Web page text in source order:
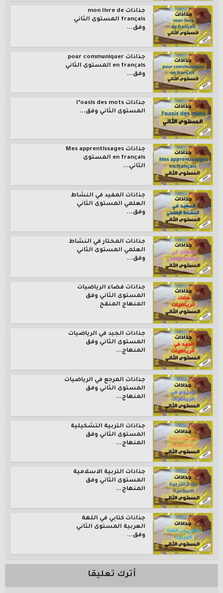
جذاذات mon livre de
français المستوى الثاني
وفق...
جذاذات pour communiquer
en français المستوى الثاني
وفق...
جذاذات l’oasis des mots
المستوى الثاني وفق...
جذاذات Mes apprentissages
en français المستوى
الثاني...
جذاذات المفيد في النشاط
العلمي المستوى الثاني
وفق...
جذاذات المختار في النشاط
العلمي المستوى الثاني
وفق...
جذاذات فضاء الرياضيات
المستوى الثاني وفق
المنهاج المنقح
جذاذات الجيد في الرياضيات
المستوى الثاني وفق
المنهاج...
جذاذات المرجع في الرياضيات
المستوى الثاني وفق
المنهاج...
جذاذات التربية التشكيلية
المستوى الثاني وفق
المنهاج...
جذاذات التربية الاسلامية
المستوى الثاني وفق
المنهاج...
جذاذات كتابي في اللغة
العربية المستوى الثاني
وفق...
أترك تعليقا